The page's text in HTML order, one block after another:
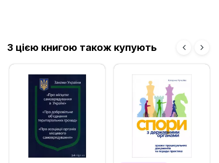
З цією книгою також купують